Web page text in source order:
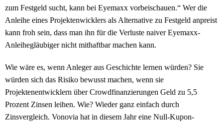
zum Festgeld sucht, kann bei Eyemaxx vorbeischauen.“ Wer die
Anleihe eines Projektenwicklers als Alternative zu Festgeld anpreist
kann froh sein, dass man ihn für die Verluste naiver Eyemaxx-
Anleihegläubiger nicht mithaftbar machen kann.
Wie wäre es, wenn Anleger aus Geschichte lernen würden? Sie
würden sich das Risiko bewusst machen, wenn sie
Projektenentwicklern über Crowdfinanzierungen Geld zu 5,5
Prozent Zinsen leihen. Wie? Wieder ganz einfach durch
Zinsvergleich. Vonovia hat in diesem Jahr eine Null-Kupon-